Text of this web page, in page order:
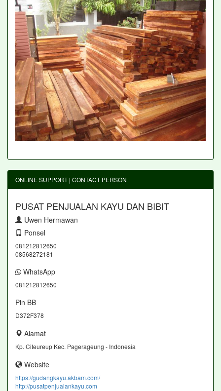
ONLINE SUPPORT | CONTACT PERSON
PUSAT PENJUALAN KAYU DAN BIBIT
Uwen Hermawan
Ponsel
081212812650
08568272181
WhatsApp
081212812650
Pin BB
D372F378
Alamat
Kp. Citeureup Kec. Pagerageung - Indonesia
Website
https://gudangkayu.akbam.com/
http://pusatpenjualankayu.com